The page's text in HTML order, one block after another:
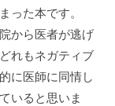
った本です。
から医者が逃げ
れもネガティブ
に医師に同情し
いると思いま